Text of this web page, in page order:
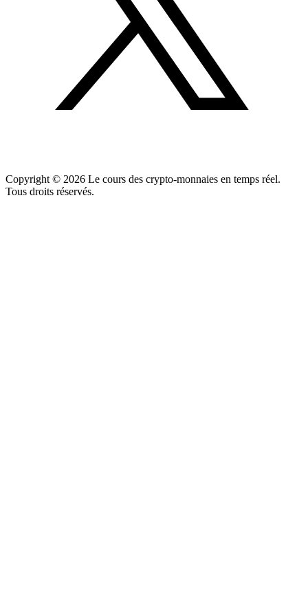
Copyright © 2026 Le cours des crypto-monnaies en temps réel.
Tous droits réservés.